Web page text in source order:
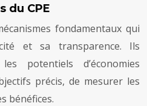
du CPE
fondamentaux qui
et sa transparence. Ils
potentiels d’économies
précis, de mesurer les
bénéfices.